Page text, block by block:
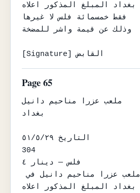
بغداد المبلغ المذكور اعلاه
فقط خمسمائة فلس لا غيرها
وذلك عن قيمة واشر للمضخة
[Signature] القابض
Page 65
ملعب عزرا مناحيم دانيل
بغداد
التاريخ ٥١/٥/٢٩
304
فلس — دينار ٤
استلمت من ملعب عزرا مناحيم دانيل في
بغداد المبلغ المذكور اعلاه